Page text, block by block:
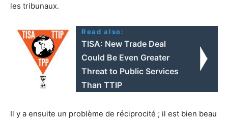
les tribunaux.
Read also:
TISA: New Trade Deal
Could Be Even Greater
Threat to Public Services
Than TTIP
Il y a ensuite un problème de réciprocité ; il est bien beau